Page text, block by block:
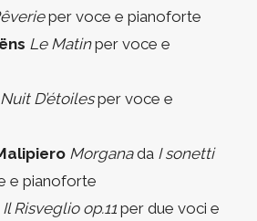
per voce e pianoforte
Le Matinper voce e
Nuit D’étoilesper voce e
Morganada I sonetti
e pianoforte
Il Risveglio op.11 per due voci e